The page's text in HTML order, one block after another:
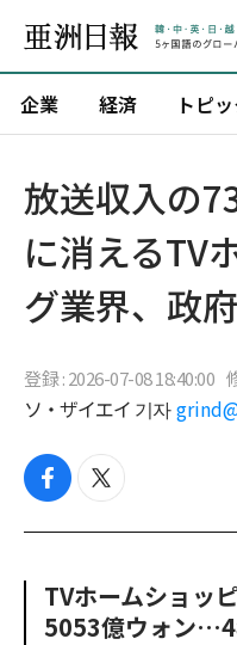
企業 経済 トピ
放送収入の
に消えるTV
グ業界、政
登録 : 2026-07-08 18:40:00
ソ・ザイエイ 기자
f
c
o
o
t
i
e
r
TVホームショッ
5053億ウォン